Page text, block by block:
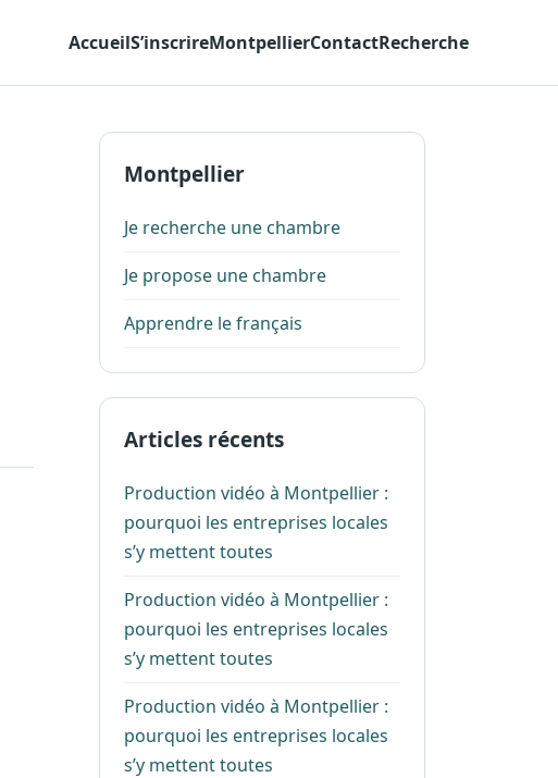
AccueilS’inscrireMontpellierContactRecherche
Montpellier
Je recherche une chambre
Je propose une chambre
Apprendre le français
Articles récents
Production vidéo à Montpellier :
pourquoi les entreprises locales
s’y mettent toutes
Production vidéo à Montpellier :
pourquoi les entreprises locales
s’y mettent toutes
Production vidéo à Montpellier :
pourquoi les entreprises locales
s’y mettent toutes